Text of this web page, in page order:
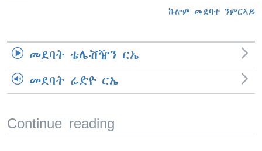
ኩሎም መደባት ንምርኣይ
መደባት ቴሌቭዥን ርኤ
መደባት ሬድዮ ርኤ
Continue reading